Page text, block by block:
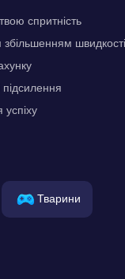
спритність
швидкості
Тварини